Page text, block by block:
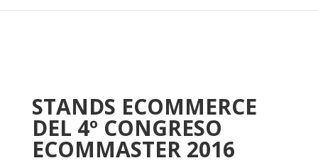
STANDS ECOMMERCE
DEL 4º CONGRESO
ECOMMASTER 2016